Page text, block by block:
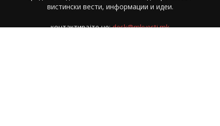
вистински вести, информации и идеи.
контактирајте не:desk@mkvesti.mk